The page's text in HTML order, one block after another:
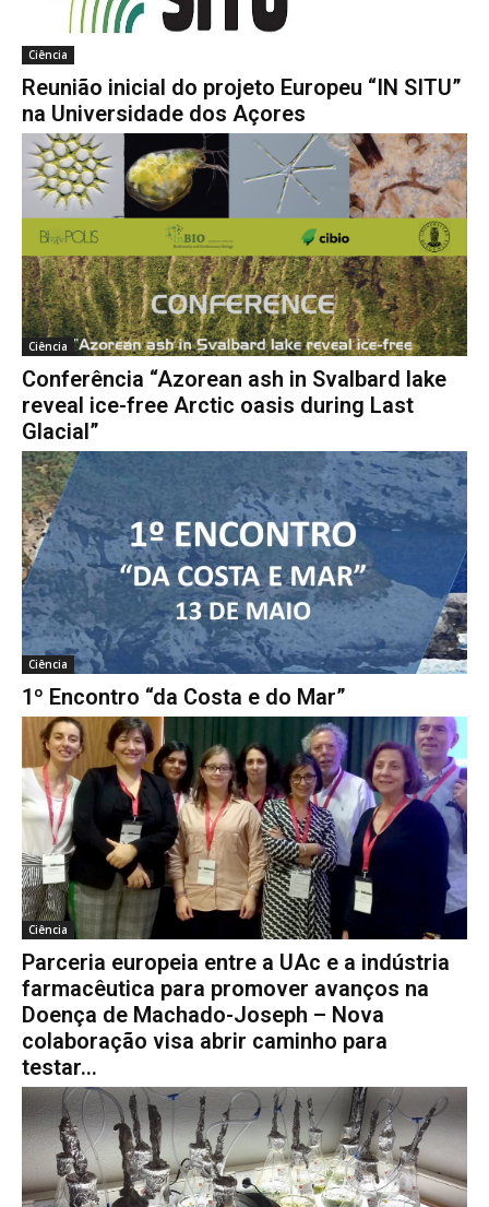
Ciência
Reunião inicial do projeto Europeu “IN SITU”
na Universidade dos Açores
Ciência
Conferência “Azorean ash in Svalbard lake
reveal ice-free Arctic oasis during Last
Glacial”
Ciência
1º Encontro “da Costa e do Mar”
Ciência
Parceria europeia entre a UAc e a indústria
farmacêutica para promover avanços na
Doença de Machado-Joseph – Nova
colaboração visa abrir caminho para
testar...